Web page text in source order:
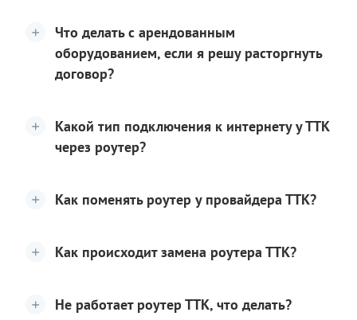
Что делать с арендованным
оборудованием, если я решу расторгнуть
договор?
Какой тип подключения к интернету у ТТК
через роутер?
Как поменять роутер у провайдера ТТК?
Как происходит замена роутера ТТК?
Не работает роутер ТТК, что делать?